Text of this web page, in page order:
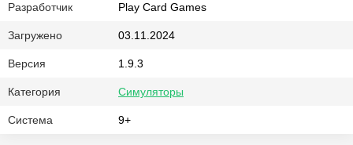
Разработчик Play Card Games
Загружено 03.11.2024
Версия 1.9.3
Категория Симуляторы
Система 9+